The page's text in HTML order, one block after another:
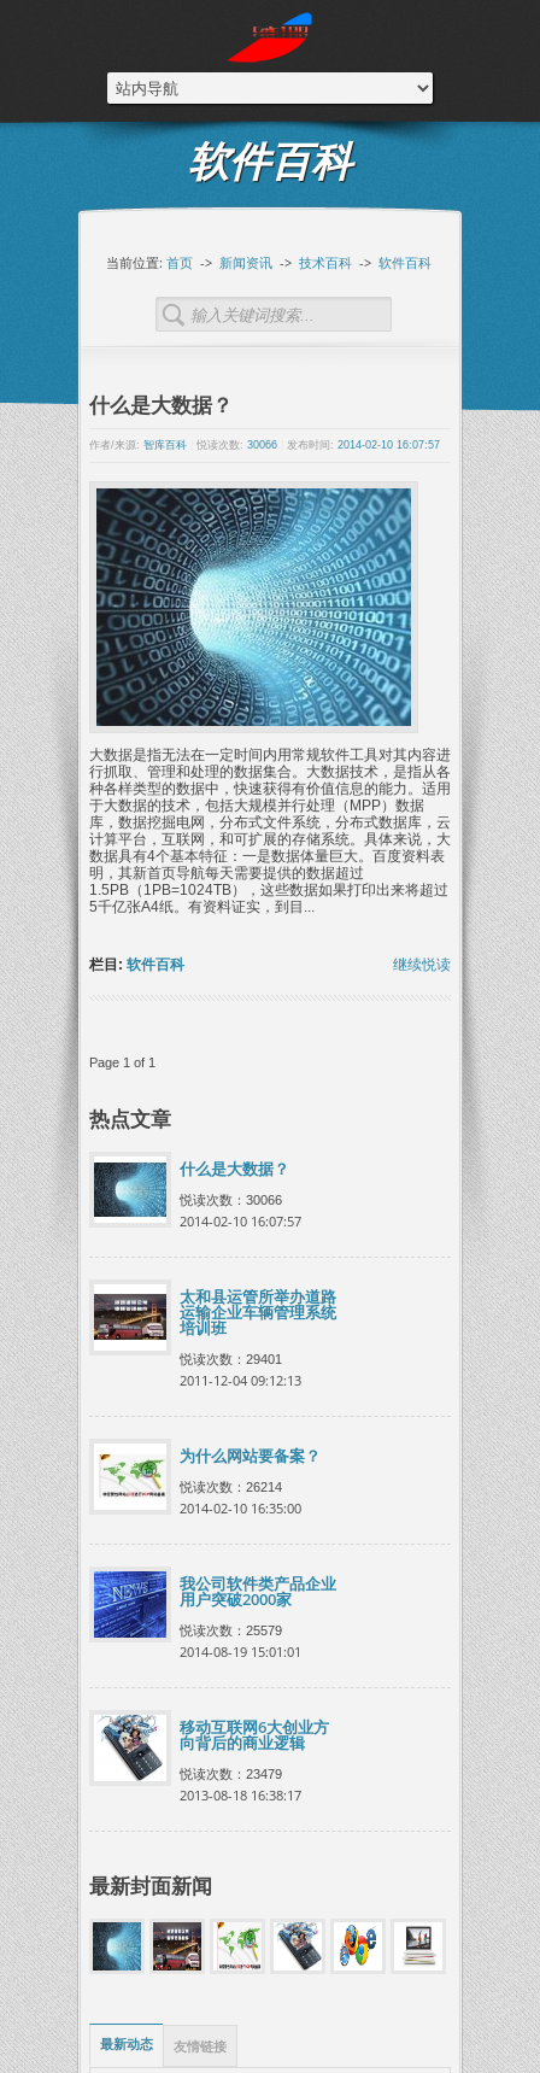
软件百科
当前位置: 首页 -> 新闻资讯 -> 技术百科 -> 软件百科
什么是大数据？
作者/来源: 智库百科 悦读次数: 30066 发布时间: 2014-02-10 16:07:57
大数据是指无法在一定时间内用常规软件工具对其内容进
行抓取、管理和处理的数据集合。大数据技术，是指从各
种各样类型的数据中，快速获得有价值信息的能力。适用
于大数据的技术，包括大规模并行处理（MPP）数据
库，数据挖掘电网，分布式文件系统，分布式数据库，云
计算平台，互联网，和可扩展的存储系统。具体来说，大
数据具有4个基本特征：一是数据体量巨大。百度资料表
明，其新首页导航每天需要提供的数据超过
1.5PB（1PB=1024TB），这些数据如果打印出来将超过
5千亿张A4纸。有资料证实，到目...
栏目: 软件百科 继续悦读
Page 1 of 1
热点文章
什么是大数据？
悦读次数：30066
2014-02-10 16:07:57
太和县运管所举办道路
运输企业车辆管理系统
培训班
悦读次数：29401
2011-12-04 09:12:13
为什么网站要备案？
悦读次数：26214
2014-02-10 16:35:00
我公司软件类产品企业
用户突破2000家
悦读次数：25579
2014-08-19 15:01:01
移动互联网6大创业方
向背后的商业逻辑
悦读次数：23479
2013-08-18 16:38:17
最新封面新闻
最新动态 友情链接